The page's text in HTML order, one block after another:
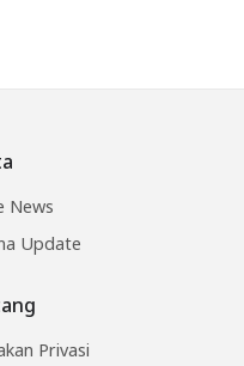
News
Update
Privasi